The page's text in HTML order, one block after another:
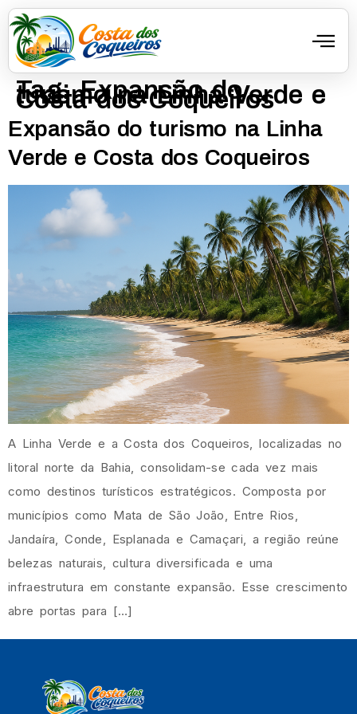
Tag:Expansão do
turismo na Linha Verde e
Costa dos Coqueiros
Expansão do turismo na Linha
Verde e Costa dos Coqueiros
A Linha Verde e a Costa dos Coqueiros, localizadas no
litoral norte da Bahia, consolidam-se cada vez mais
como destinos turísticos estratégicos. Composta por
municípios como Mata de São João, Entre Rios,
Jandaíra, Conde, Esplanada e Camaçari, a região reúne
belezas naturais, cultura diversificada e uma
infraestrutura em constante expansão. Esse crescimento
abre portas para […]